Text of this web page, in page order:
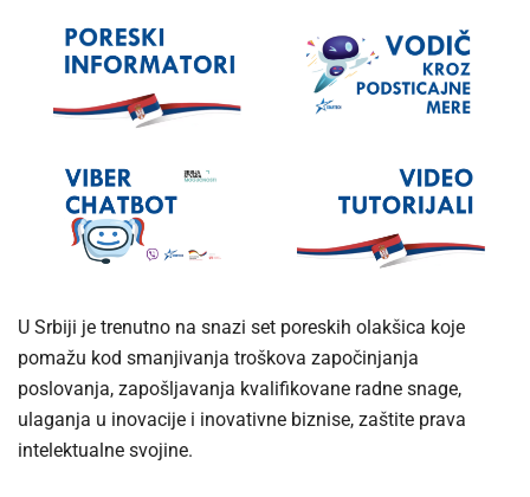
U Srbiji je trenutno na snazi set poreskih olakšica koje
pomažu kod smanjivanja troškova započinjanja
poslovanja, zapošljavanja kvalifikovane radne snage,
ulaganja u inovacije i inovativne biznise, zaštite prava
intelektualne svojine.